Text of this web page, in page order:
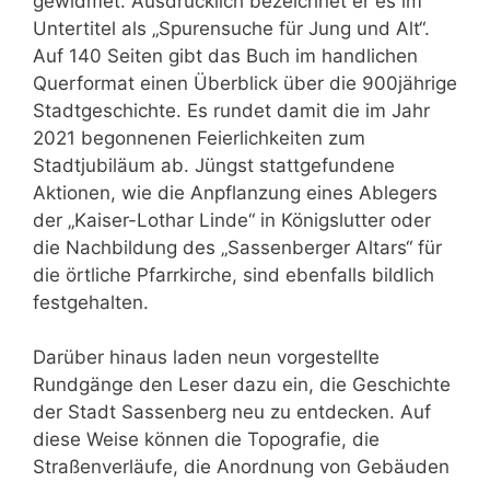
Untertitel als „Spurensuche für Jung und Alt“.
Auf 140 Seiten gibt das Buch im handlichen
Querformat einen Überblick über die 900jährige
Stadtgeschichte. Es rundet damit die im Jahr
2021 begonnenen Feierlichkeiten zum
Stadtjubiläum ab. Jüngst stattgefundene
Aktionen, wie die Anpflanzung eines Ablegers
der „Kaiser-Lothar Linde“ in Königslutter oder
die Nachbildung des „Sassenberger Altars“ für
die örtliche Pfarrkirche, sind ebenfalls bildlich
festgehalten.
Darüber hinaus laden neun vorgestellte
Rundgänge den Leser dazu ein, die Geschichte
der Stadt Sassenberg neu zu entdecken. Auf
diese Weise können die Topografie, die
Straßenverläufe, die Anordnung von Gebäuden